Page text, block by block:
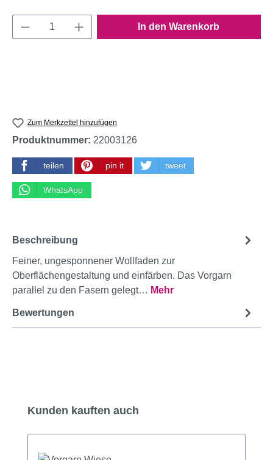
Produkt Anzahl: Gib den gewünschten
In den Warenkorb
Zum Merkzettel hinzufügen
Produktnummer: 22003126
teilen pin it tweet
WhatsApp
Beschreibung
Feiner, ungesponnener Wollfaden zur
Oberflächengestaltung und einfärben. Das Vorgarn
parallel zu den Fasern gelegt… Mehr
Bewertungen
Produktgalerie überspringen
Kunden kauften auch